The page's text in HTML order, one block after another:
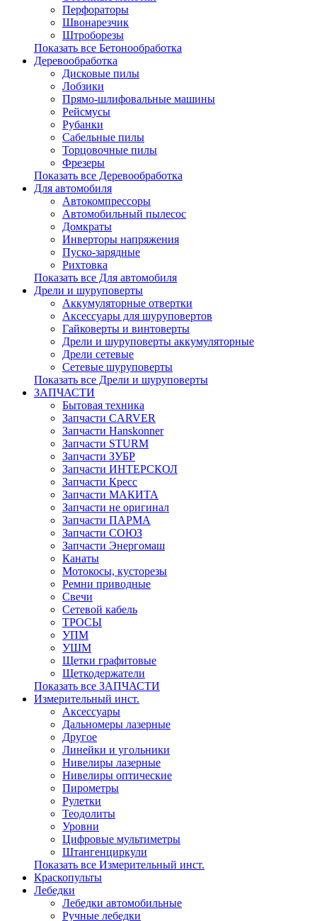
Перфораторы
Швонарезчик
Штроборезы
Показать все Бетонообработка
Деревообработка
Дисковые пилы
Лобзики
Прямо-шлифовальные машины
Рейсмусы
Рубанки
Сабельные пилы
Торцовочные пилы
Фрезеры
Показать все Деревообработка
Для автомобиля
Автокомпрессоры
Автомобильный пылесос
Домкраты
Инверторы напряжения
Пуско-зарядные
Рихтовка
Показать все Для автомобиля
Дрели и шуруповерты
Аккумуляторные отвертки
Аксессуары для шуруповертов
Гайковерты и винтоверты
Дрели и шуруповерты аккумуляторные
Дрели сетевые
Сетевые шуруповерты
Показать все Дрели и шуруповерты
ЗАПЧАСТИ
Бытовая техника
Запчасти CARVER
Запчасти Hanskonner
Запчасти STURM
Запчасти ЗУБР
Запчасти ИНТЕРСКОЛ
Запчасти Кресс
Запчасти МАКИТА
Запчасти не оригинал
Запчасти ПАРМА
Запчасти СОЮЗ
Запчасти Энергомаш
Канаты
Мотокосы, кусторезы
Ремни приводные
Свечи
Сетевой кабель
ТРОСЫ
УПМ
УШМ
Щетки графитовые
Щеткодержатели
Показать все ЗАПЧАСТИ
Измерительный инст.
Аксессуары
Дальномеры лазерные
Другое
Линейки и угольники
Нивелиры лазерные
Нивелиры оптические
Пирометры
Рулетки
Теодолиты
Уровни
Цифровые мультиметры
Штангенциркули
Показать все Измерительный инст.
Краскопульты
Лебедки
Лебедки автомобильные
Ручные лебедки